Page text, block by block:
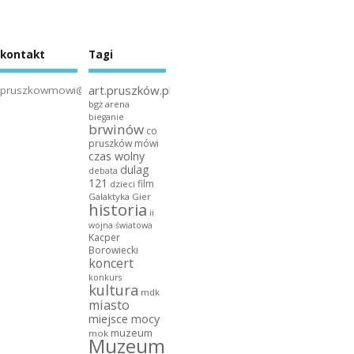
kontakt
pruszkowmowi@gmail.com
Tagi
art.pruszków.pl
bgż arena
bieganie
brwinów co
pruszków mówi
czas wolny
debata dulag
121 dzieci film
Galaktyka Gier
historia ii
wojna światowa
Kacper
Borowiecki
koncert
konkurs
kultura mdk
miasto
miejsce mocy
mok muzeum
Muzeum